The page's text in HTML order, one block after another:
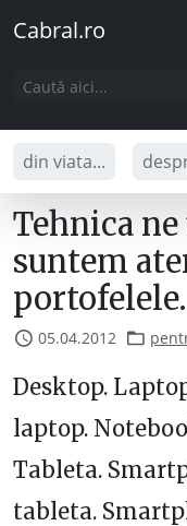
Cabral.ro
din viata...
Tehnica ne
suntem
05.04.2012
Desktop.
laptop.
Tableta.
tableta.